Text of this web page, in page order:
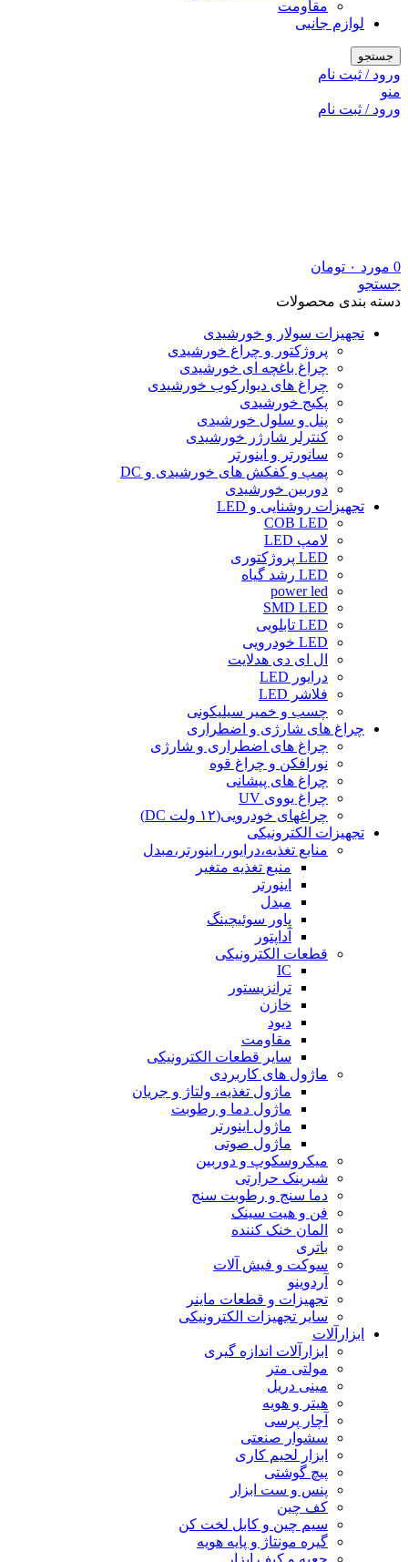
مقاومت
لوازم جانبی
جستجو
ورود / ثبت نام
منو
ورود / ثبت نام
0 مورد ۰ تومان
جستجو
دسته بندی محصولات
تجهیزات سولار و خورشیدی
پروژکتور و چراغ خورشیدی
چراغ باغچه ای خورشیدی
چراغ های دیوارکوب خورشیدی
پکیج خورشیدی
پنل و سلول خورشیدی
کنترلر شارژر خورشیدی
سانورتر و اینورتر
پمپ و کفکش های خورشیدی و DC
دوربین خورشیدی
تجهیزات روشنایی و LED
COB LED
لامپ LED
LED پروژکتوری
LED رشد گیاه
power led
SMD LED
LED تابلویی
LED خودرویی
ال ای دی هدلایت
درایور LED
فلاشر LED
چسب و خمیر سیلیکونی
چراغ های شارژی و اضطراری
چراغ های اضطراری و شارژی
نورافکن و چراغ قوه
چراغ های پیشانی
چراغ یووی UV
چراغهای خودرویی(۱۲ ولت DC)
تجهیزات الکترونیکی
منابع تغذیه،درایور، اینورتر،مبدل
منبع تغذیه متغیر
اینورتر
مبدل
پاور سوئیچینگ
آداپتور
قطعات الکترونیکی
IC
ترانزیستور
خازن
دیود
مقاومت
سایر قطعات الکترونیکی
ماژول های کاربردی
ماژول تغذیه، ولتاژ و جریان
ماژول دما و رطوبت
ماژول اینورتر
ماژول صوتی
میکروسکوپ و دوربین
شیرینک حرارتی
دما سنج و رطوبت سنج
فن و هیت سینک
المان خنک کننده
باتری
سوکت و فیش آلات
آردوینو
تجهیزات و قطعات ماینر
سایر تجهیزات الکترونیکی
ابزارآلات
ابزارآلات اندازه گیری
مولتی متر
مینی دریل
هیتر و هویه
آچار پرسی
سشوار صنعتی
ابزار لحیم کاری
پیچ گوشتی
پنس و ست ابزار
کف چین
سیم چین و کابل لخت کن
گیره مونتاژ و پایه هویه
جعبه و کیف ابزار